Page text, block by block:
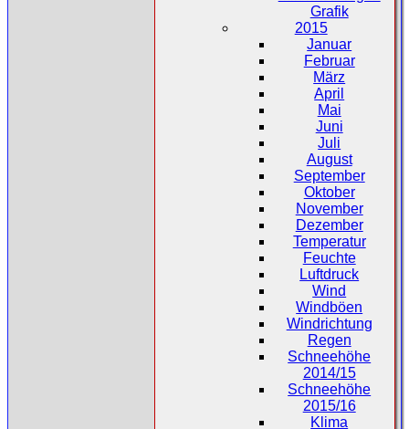
Grafik
2015
Januar
Februar
März
April
Mai
Juni
Juli
August
September
Oktober
November
Dezember
Temperatur
Feuchte
Luftdruck
Wind
Windböen
Windrichtung
Regen
Schneehöhe
2014/15
Schneehöhe
2015/16
Klima